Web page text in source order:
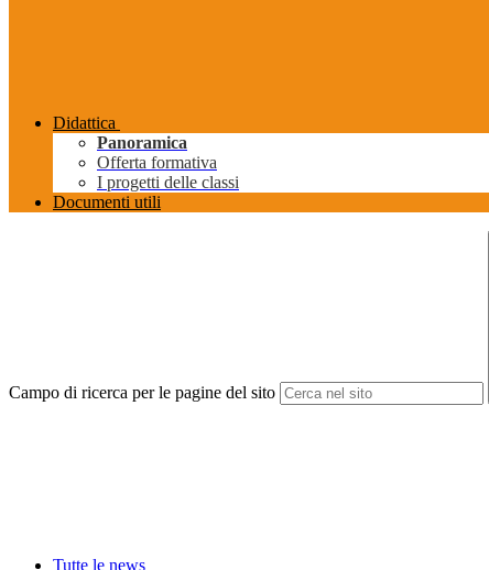
Didattica
Panoramica
Offerta formativa
I progetti delle classi
Documenti utili
Campo di ricerca per le pagine del sito
Tutte le news